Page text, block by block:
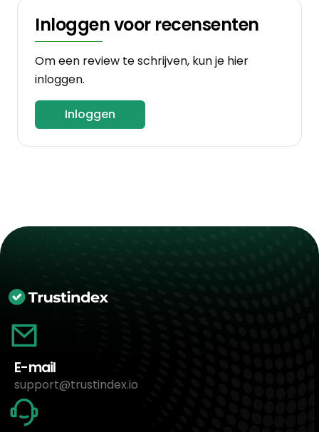
Inloggen voor recensenten
Om een review te schrijven, kun je hier
inloggen.
Inloggen
E-mail
support@trustindex.io